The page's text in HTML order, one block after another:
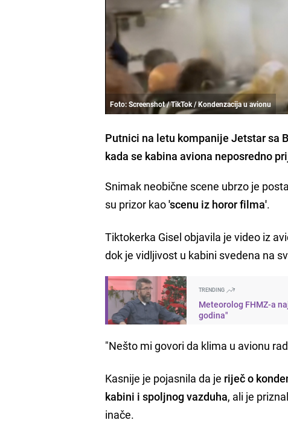
Foto: Screenshot / TikTok / Kondenzacija u avionu
Putnici na letu kompanije Jetstar sa
kada se kabina aviona neposredno
Snimak neobične scene ubrzo je
su prizor kao'scenu iz horor filma'.
Tiktokerka Gisel objavila je video iz
dok je vidljivost u kabini svedena na
TRENDING
Meteorolog FHMZ-a
godina"
"Nešto mi govori da klima u avionu
Kasnije je pojasnila da je riječ o
kabini i spoljnog vazduha, ali je
inače.